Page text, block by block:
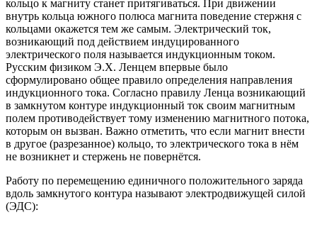
кольцо к магниту станет притягиваться. При движении
внутрь кольца южного полюса магнита поведение стержня с
кольцами окажется тем же самым. Электрический ток,
возникающий под действием индуцированного
электрического поля называется индукционным током.
Русским физиком Э.Х. Ленцем впервые было
сформулировано общее правило определения направления
индукционного тока. Согласно правилу Ленца возникающий
в замкнутом контуре индукционный ток своим магнитным
полем противодействует тому изменению магнитного потока,
которым он вызван. Важно отметить, что если магнит внести
в другое (разрезанное) кольцо, то электрического тока в нём
не возникнет и стержень не повернётся.
Работу по перемещению единичного положительного заряда
вдоль замкнутого контура называют электродвижущей силой
(ЭДС):